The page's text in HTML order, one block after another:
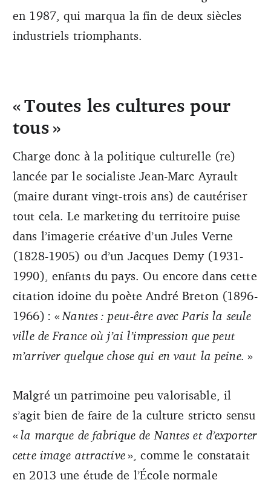
en 1987, qui marqua la fin de deux siècles
industriels triomphants.
« Toutes les cultures pour
tous »
Charge donc à la politique culturelle (re)
lancée par le socialiste Jean-Marc ­Ayrault
(maire durant vingt-trois ans) de cautériser
tout cela. Le marketing du territoire puise
dans l’imagerie créative d’un Jules Verne
(1828-1905) ou d’un Jacques Demy (1931-
1990), enfants du pays. Ou encore dans cette
citation idoine du poète André Breton (1896-
1966) : « Nantes : peut-être avec Paris la seule
ville de France où j’ai l’impression que peut
m’arriver quelque chose qui en vaut la peine. »
Malgré un patrimoine peu valorisable, il
s’agit bien de faire de la culture stricto sensu
«la marque de fabrique de Nantes et d’exporter
cette image attractive», comme le constatait
en 2013 une étude de l’École normale